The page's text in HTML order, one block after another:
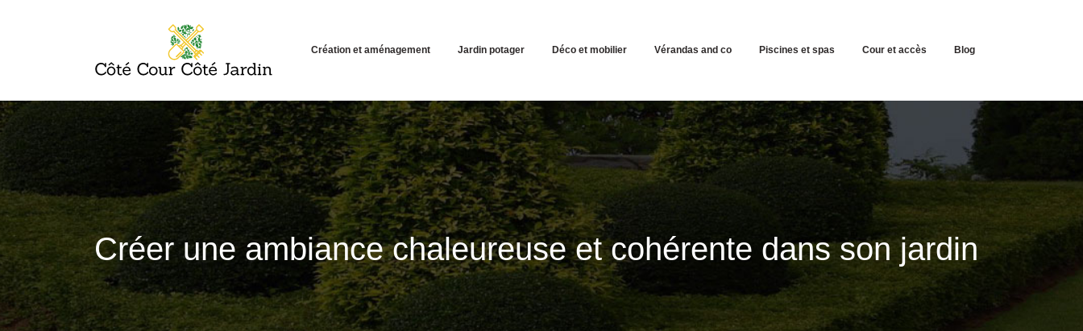
Création et aménagement Jardin potager Déco et mobilier Vérandas and co Piscines et spas Cour et accès Blog
Créer une ambiance chaleureuse et cohérente dans son jardin